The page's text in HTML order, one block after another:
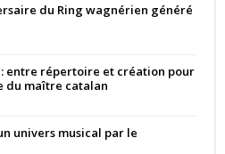
du Ring wagnérien généré
: entre répertoire et création pour
du maître catalan
univers musical par le